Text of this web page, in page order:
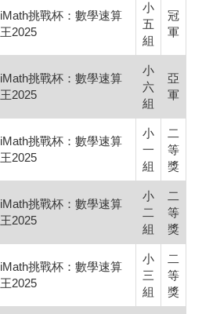
iMath挑戰杯：數學速算
王2025
小
五
組
冠
軍
iMath挑戰杯：數學速算
王2025
小
六
組
亞
軍
iMath挑戰杯：數學速算
王2025
小
一
組
二
等
獎
iMath挑戰杯：數學速算
王2025
小
二
組
二
等
獎
iMath挑戰杯：數學速算
王2025
小
三
組
二
等
獎